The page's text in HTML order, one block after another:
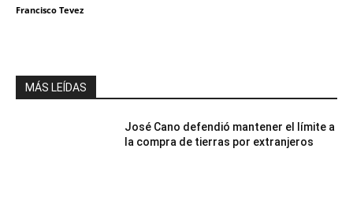
Francisco Tevez
MÁS LEÍDAS
José Cano defendió mantener el límite a
la compra de tierras por extranjeros